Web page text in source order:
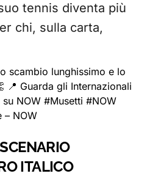
tennis diventa più
chi, sulla carta,
scambio lunghissimo e lo
📍 Guarda gli Internazionali
NOW #Musetti #NOW
NOW
ITALICO